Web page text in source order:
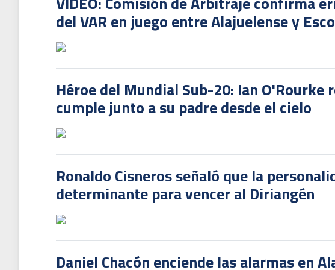
del VAR en juego entre Alajuelense y
Héroe del Mundial Sub-20: Ian O'Rourke
cumple junto a su padre desde el cielo
Ronaldo Cisneros señaló que la
determinante para vencer al Diriangén
Daniel Chacón enciende las alarmas en